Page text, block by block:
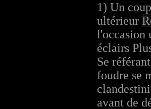
1) Un
ultérieur
l'occasion
éclairs
Se
foudre se
avant de